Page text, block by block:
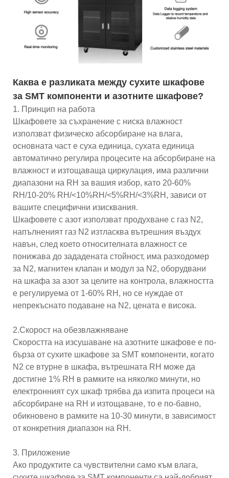
Каква е разликата между сухите шкафове
за SMT компоненти и азотните шкафове?
1. Принцип на работа
Шкафовете за съхранение с ниска влажност
използват физическо абсорбиране на влага,
основната част е суха единица, сухата единица
автоматично регулира процесите на абсорбиране на
влажност и изтощаваща циркулация, има различни
диапазони на RH за вашия избор, като 20-60%
RH/10-20% RH/<10%RH/<5%RH/<3%RH, зависи от
вашите специфични изисквания.
Шкафовете с азот използват продухване с газ N2,
напълненият газ N2 изтласква вътрешния въздух
навън, след което относителната влажност се
понижава до зададената стойност, има разходомер
за N2, магнитен клапан и модул за N2, оборудвани
на шкафа за азот за целите на контрола, влажността
е регулируема от 1-60% RH, но се нуждае от
непрекъснато подаване на N2, цената е висока.
2.Скорост на обезвлажняване
Скоростта на изсушаване на азотните шкафове е по-
бърза от сухите шкафове за SMT компоненти, когато
N2 се втурне в шкафа, вътрешната RH може да
достигне 1% RH в рамките на няколко минути, но
електронният сух шкаф трябва да изпита процеси на
абсорбиране на RH и изтощаване, то е по-бавно,
обикновено в рамките на 10-30 минути, в зависимост
от конкретния диапазон на RH.
3. Приложение
Ако продуктите са чувствителни само към влага,